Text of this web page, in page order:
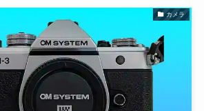
カメラ